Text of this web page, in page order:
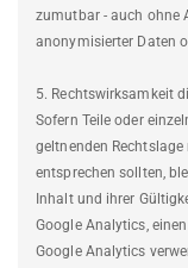
zumutbar - auch ohne
anonymisierter Daten
5. Rechtswirksamkeit
Sofern Teile oder
geltnenden
entsprechen sollten,
Inhalt und ihrer
Google Analytics,
Google Analytics